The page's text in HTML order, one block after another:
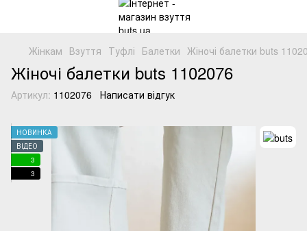
Жінкам Взуття Туфлі Балетки Жіночі балетки buts
Жіночі балетки buts 1102076
Артикул: 1102076 Написати відгук
НОВИНКА
ВІДЕО
3
3